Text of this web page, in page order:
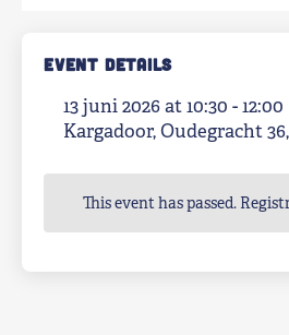
EVENT DETAILS
13 juni 2026 at 10:30 - 12:00
Kargadoor, Oudegracht
This event has passed.